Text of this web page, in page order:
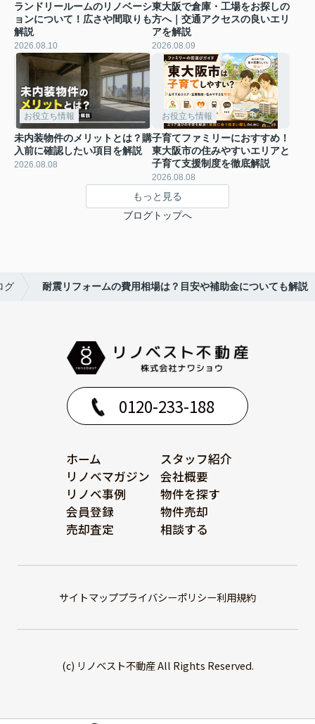
ランドリールームのリノベーシ
ョンについて！広さや間取りも
解説
2026.08.10
東大阪で倉庫・工場をお探しの
方へ｜交通アクセスの良いエリ
アを解説
2026.08.09
お役立ち情報
未内装物件のメリットとは？購
入前に確認したい項目を解説
2026.08.08
お役立ち情報
子育てファミリーにおすすめ！
東大阪市の住みやすいエリアと
子育て支援制度を徹底解説
2026.08.08
もっと見る
ブログトップへ
グ 耐震リフォームの費用相場は？目安や補助金についても解説
0120-233-188
ホーム
スタッフ紹介
リノベマガジン
会社概要
リノベ事例
物件を探す
会員登録
物件売却
売却査定
相談する
サイトマッププライバシーポリシー利用規約
(c) リノベスト不動産 All Rights Reserved.